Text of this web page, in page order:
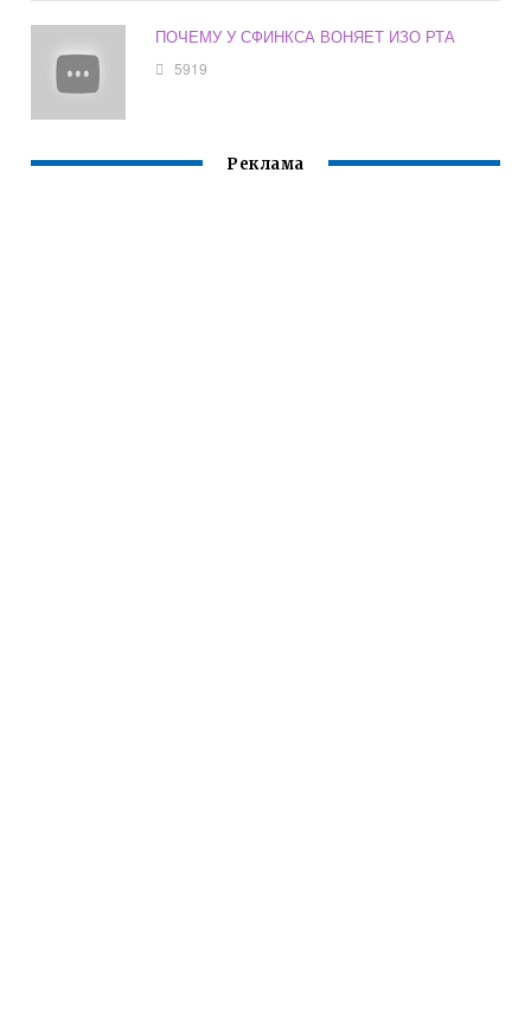
ПОЧЕМУ У СФИНКСА ВОНЯЕТ ИЗО РТА
5919
Реклама